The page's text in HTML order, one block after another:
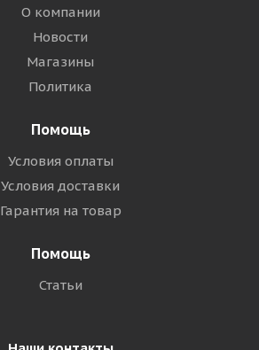
О компании
Новости
Магазины
Политика
Помощь
Условия оплаты
Условия доставки
Гарантия на товар
Помощь
Статьи